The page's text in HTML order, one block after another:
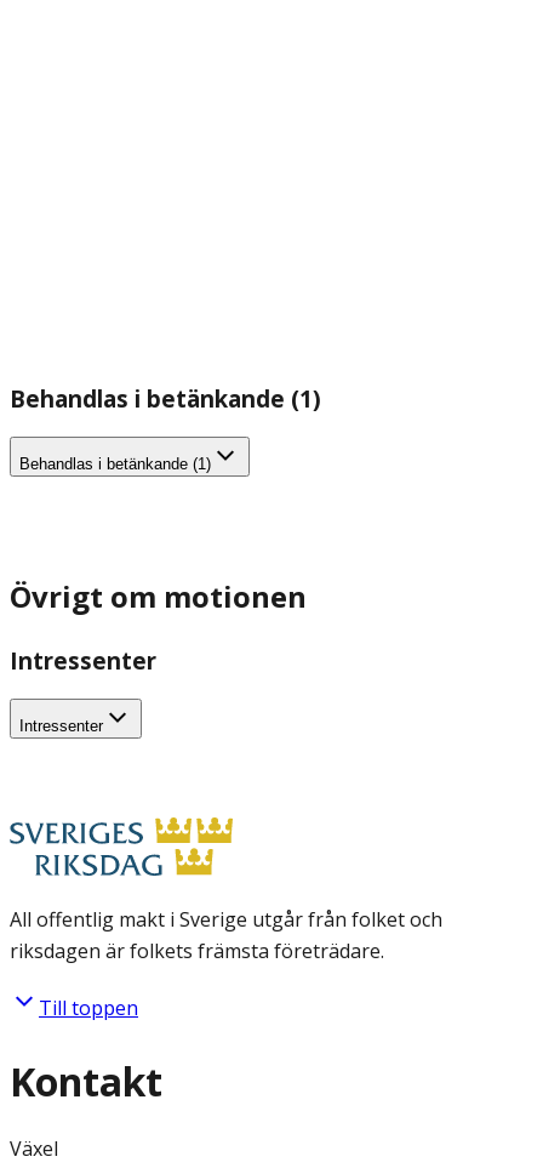
Behandlas i betänkande (1)
Behandlas i betänkande (1)
Övrigt om motionen
Intressenter
Intressenter
All offentlig makt i Sverige utgår från folket och
riksdagen är folkets främsta företrädare.
Till toppen
Kontakt
Växel